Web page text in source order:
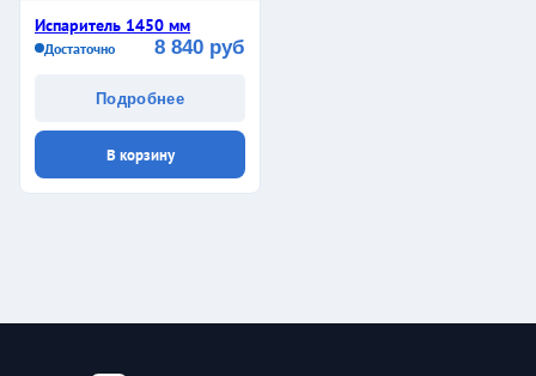
Испаритель 1450 мм
Достаточно 8 840 руб
Подробнее
В корзину